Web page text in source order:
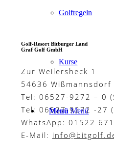
Golfregeln
Kurse
Menü Menü
Golf-Resort Bitburger Land
Graf Golf GmbH
Zur Weilersheck 1
54636 Wißmannsdorf
Tel: 06527-9272 – 0
Tel: 06527-9272 -27
WhatsApp: 01522
E-Mail: